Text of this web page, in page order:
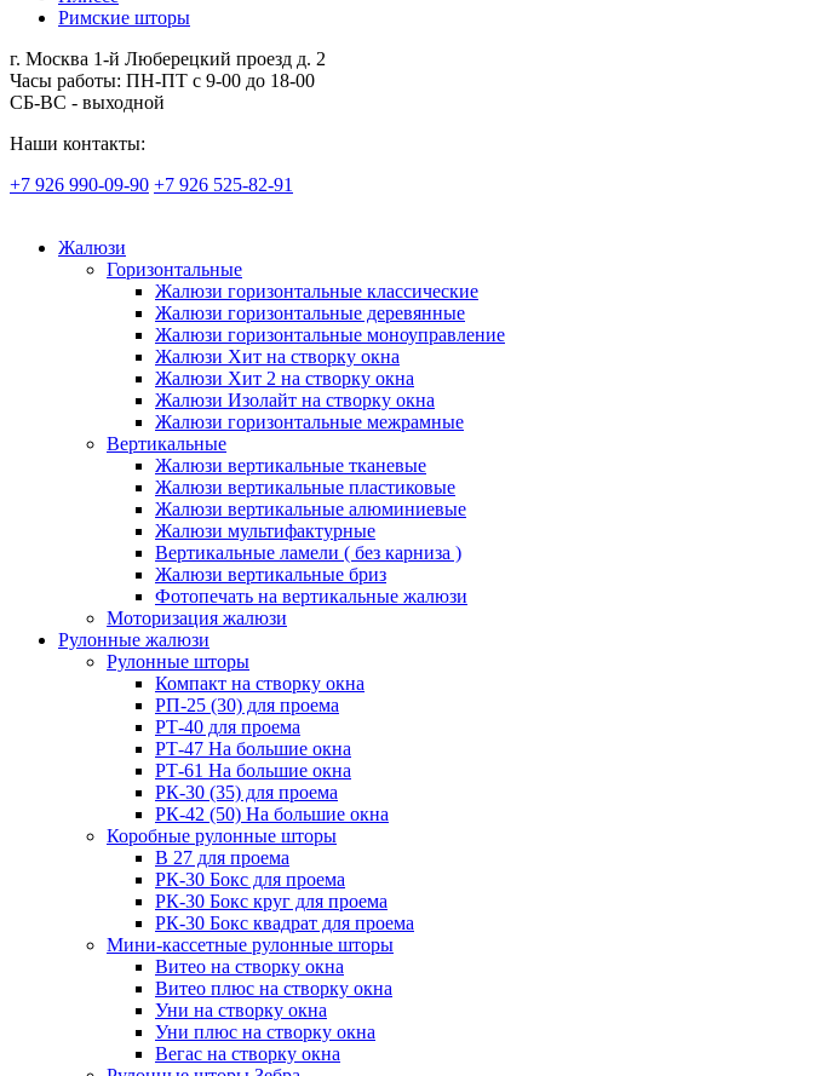
Римские шторы
г. Москва 1-й Люберецкий проезд д. 2
Часы работы: ПН-ПТ с 9-00 до 18-00
СБ-ВС - выходной
Наши контакты:
+7 926 990-09-90 +7 926 525-82-91
Жалюзи
Горизонтальные
Жалюзи горизонтальные классические
Жалюзи горизонтальные деревянные
Жалюзи горизонтальные моноуправление
Жалюзи Хит на створку окна
Жалюзи Хит 2 на створку окна
Жалюзи Изолайт на створку окна
Жалюзи горизонтальные межрамные
Вертикальные
Жалюзи вертикальные тканевые
Жалюзи вертикальные пластиковые
Жалюзи вертикальные алюминиевые
Жалюзи мультифактурные
Вертикальные ламели ( без карниза )
Жалюзи вертикальные бриз
Фотопечать на вертикальные жалюзи
Моторизация жалюзи
Рулонные жалюзи
Рулонные шторы
Компакт на створку окна
РП-25 (30) для проема
РТ-40 для проема
РТ-47 На большие окна
РТ-61 На большие окна
РК-30 (35) для проема
РК-42 (50) На большие окна
Коробные рулонные шторы
B 27 для проема
РК-30 Бокс для проема
РК-30 Бокс круг для проема
РК-30 Бокс квадрат для проема
Мини-кассетные рулонные шторы
Витео на створку окна
Витео плюс на створку окна
Уни на створку окна
Уни плюс на створку окна
Вегас на створку окна